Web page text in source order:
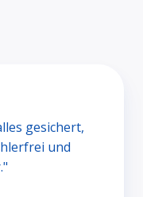
gesichert,
und